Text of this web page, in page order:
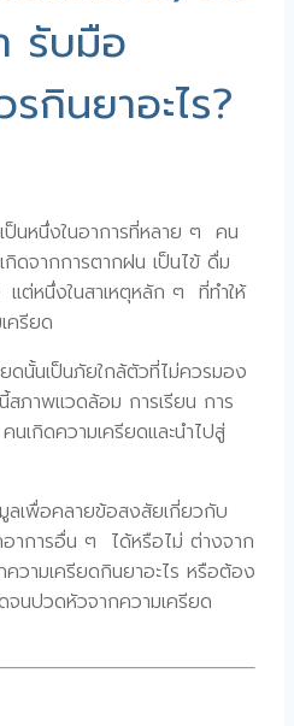
รับมือ
กินยาอะไร?
ป็นหนึ่งในอาการที่หลาย ๆ คน
ดจากการตากฝน เป็นไข้ ดื่ม
ต่หนึ่งในสาเหตุหลัก ๆ ที่ทำให้
ครียด
ดนั้นเป็นภัยใกล้ตัวที่ไม่ควรมอง
ภาพแวดล้อม การเรียน การ
เกิดความเครียดและนำไปสู่
ลเพื่อคลายข้อสงสัยเกี่ยวกับ
อาการอื่น ๆ ได้หรือไม่ ต่างจาก
วามเครียดกินยาอะไร หรือต้อง
จนปวดหัวจากความเครียด